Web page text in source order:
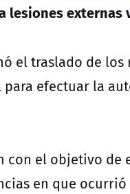
lesiones externas
el traslado de los
efectuar la
el objetivo de
en que